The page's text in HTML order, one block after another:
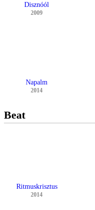
Disznóól
2009
Napalm
2014
Beat
Ritmuskrisztus
2014